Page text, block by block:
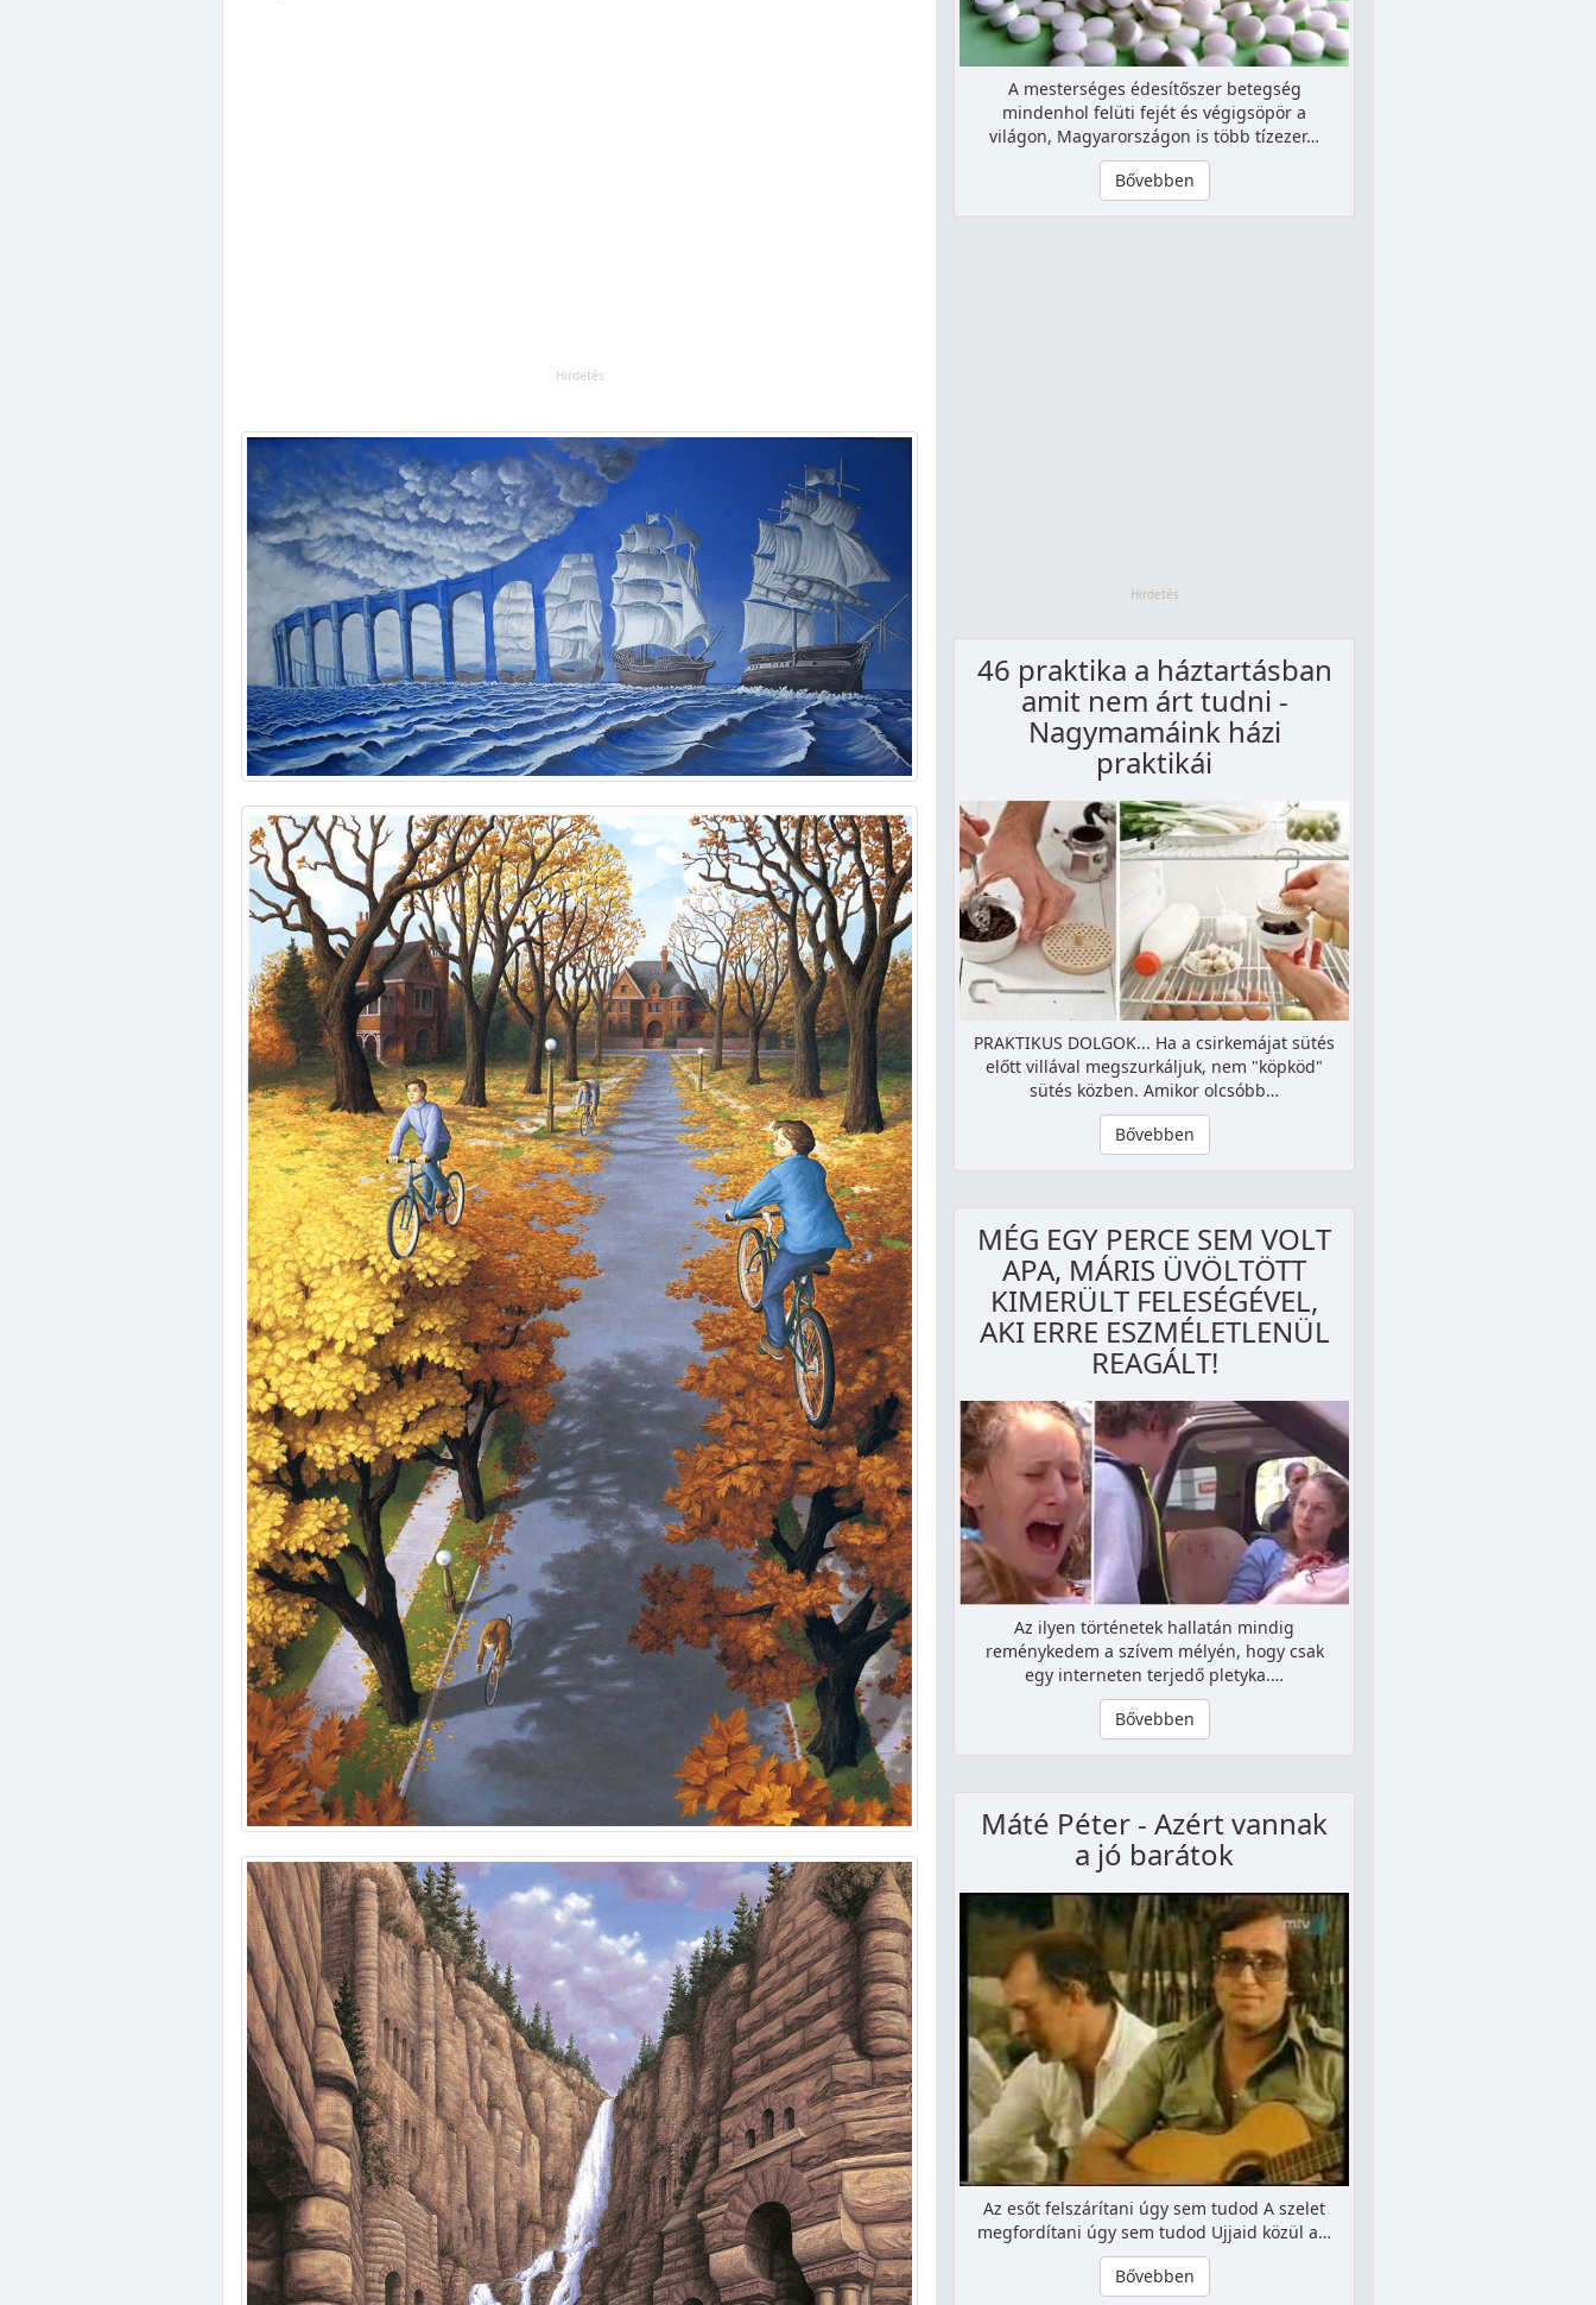
A mesterséges édesítőszer betegség
mindenhol felüti fejét és végigsöpör a
világon, Magyarországon is több tízezer…
Bővebben
46 praktika a háztartásban
amit nem árt tudni -
Nagymamáink házi
praktikái
PRAKTIKUS DOLGOK... Ha a csirkemájat sütés
előtt villával megszurkáljuk, nem "köpköd"
sütés közben. Amikor olcsóbb…
Bővebben
MÉG EGY PERCE SEM VOLT
APA, MÁRIS ÜVÖLTÖTT
KIMERÜLT FELESÉGÉVEL,
AKI ERRE ESZMÉLETLENÜL
REAGÁLT!
Az ilyen történetek hallatán mindig
reménykedem a szívem mélyén, hogy csak
egy interneten terjedő pletyka.…
Bővebben
Máté Péter - Azért vannak
a jó barátok
Az esőt felszárítani úgy sem tudod A szelet
megfordítani úgy sem tudod Ujjaid közül a…
Bővebben